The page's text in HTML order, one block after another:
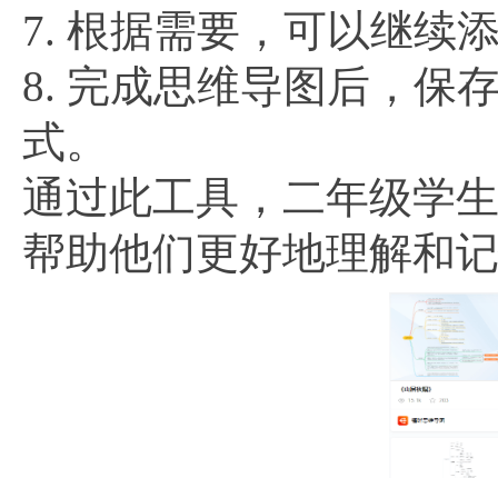
7. 根据需要，可以继续
8. 完成思维导图后，保
式。
通过此工具，二年级学
帮助他们更好地理解和